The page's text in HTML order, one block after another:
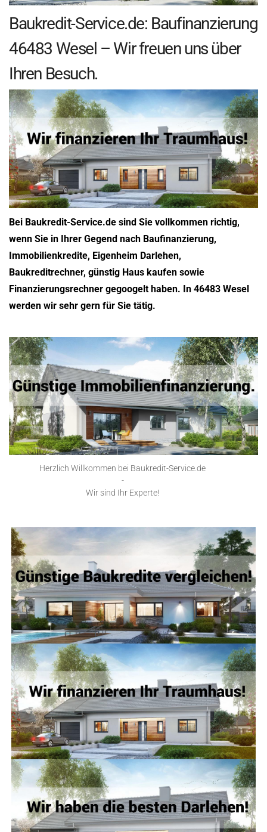
Baukredit-Service.de: Baufinanzierung
46483 Wesel – Wir freuen uns über
Ihren Besuch.
Bei Baukredit-Service.de sind Sie vollkommen richtig,
wenn Sie in Ihrer Gegend nach Baufinanzierung,
Immobilienkredite, Eigenheim Darlehen,
Baukreditrechner, günstig Haus kaufen sowie
Finanzierungsrechner gegoogelt haben. In 46483 Wesel
werden wir sehr gern für Sie tätig.
Herzlich Willkommen bei Baukredit-Service.de
-
Wir sind Ihr Experte!